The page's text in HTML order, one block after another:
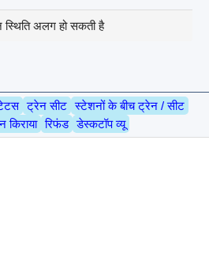
स्थिति अलग हो सकती है
ट्रेन सीट स्टेशनों के बीच ट्रेन / सीट
किराया रिफंड डेस्कटॉप व्यू